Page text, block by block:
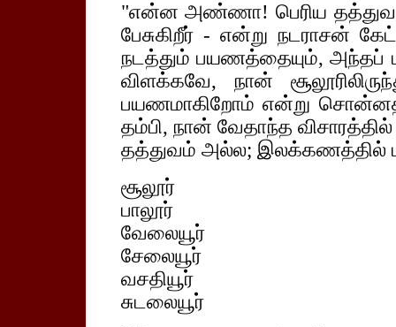
"என்ன அண்ணா! பெரிய
பேசுகிறீர் - என்று நடராசன்
நடத்தும் பயணத்தையும், அந்தப்
விளக்கவே, நான்
பயணமாகிறோம் என்று
தம்பி, நான் வேதாந்த
தத்துவம் அல்ல; இலக்கணத்தில்
சூலூர்
பாலூர்
வேலையூர்
சேலையூர்
வசதியூர்
சுடலையூர்